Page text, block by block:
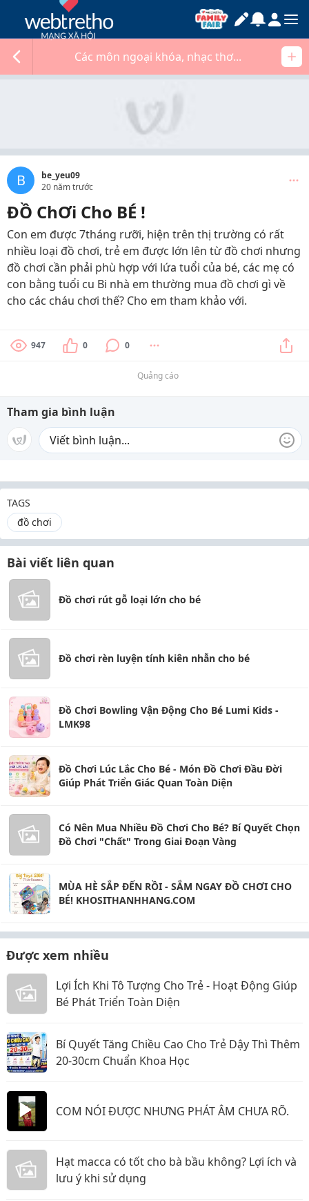
Các môn ngoại khóa, nhạc thơ...
B
be_yeu09
20 năm trước
ĐỒ ChƠi Cho BÉ !
Con em được 7tháng rưỡi, hiện trên thị trường có rất
nhiều loại đồ chơi, trẻ em được lớn lên từ đồ chơi nhưng
đồ chơi cần phải phù hợp với lứa tuổi của bé, các mẹ có
con bằng tuổi cu Bi nhà em thường mua đồ chơi gì về
cho các cháu chơi thế? Cho em tham khảo với.
947 0 0
Quảng cáo
Tham gia bình luận
TAGS
đồ chơi
Bài viết liên quan
Đồ chơi rút gỗ loại lớn cho bé
Đồ chơi rèn luyện tính kiên nhẫn cho bé
Đồ Chơi Bowling Vận Động Cho Bé Lumi Kids -
LMK98
Đồ Chơi Lúc Lắc Cho Bé - Món Đồ Chơi Đầu Đời
Giúp Phát Triển Giác Quan Toàn Diện
Có Nên Mua Nhiều Đồ Chơi Cho Bé? Bí Quyết Chọn
Đồ Chơi "Chất" Trong Giai Đoạn Vàng
MÙA HÈ SẮP ĐẾN RỒI - SẮM NGAY ĐỒ CHƠI CHO
BÉ! KHOSITHANHHANG.COM
Được xem nhiều
Lợi Ích Khi Tô Tượng Cho Trẻ - Hoạt Động Giúp
Bé Phát Triển Toàn Diện
Bí Quyết Tăng Chiều Cao Cho Trẻ Dậy Thì Thêm
20-30cm Chuẩn Khoa Học
COM NÓI ĐƯỢC NHƯNG PHÁT ÂM CHƯA RÕ.
Hạt macca có tốt cho bà bầu không? Lợi ích và
lưu ý khi sử dụng